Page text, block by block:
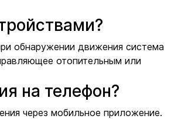
обнаружении движения система
отопительным или
на телефон?
через мобильное приложение.